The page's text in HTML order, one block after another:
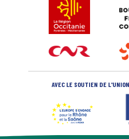
AVEC LE SOUTIEN DE